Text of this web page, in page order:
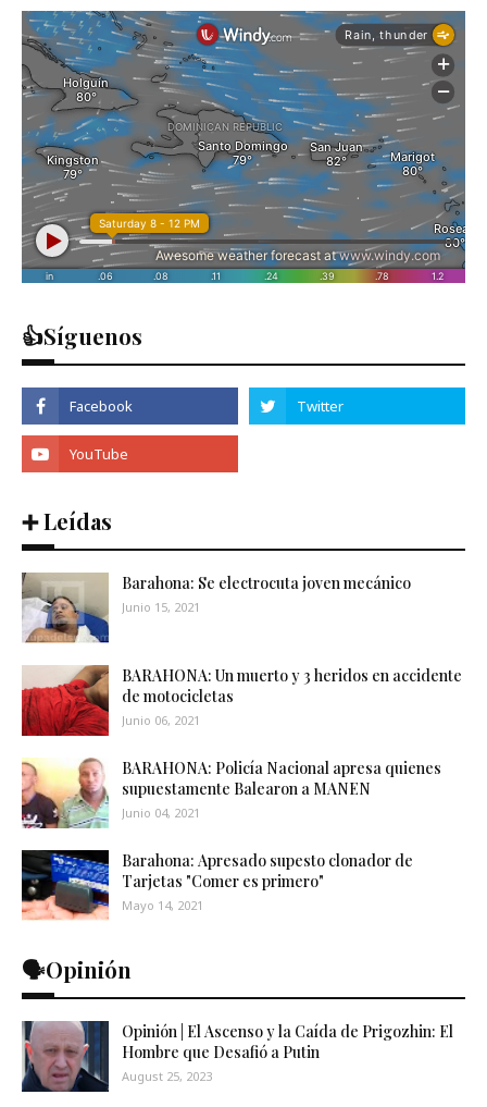
👍Síguenos
➕ Leídas
Barahona: Se electrocuta joven mecánico
Junio 15, 2021
BARAHONA: Un muerto y 3 heridos en accidente
de motocicletas
Junio 06, 2021
BARAHONA: Policía Nacional apresa quienes
supuestamente Balearon a MANEN
Junio 04, 2021
Barahona: Apresado supesto clonador de
Tarjetas "Comer es primero"
Mayo 14, 2021
🗣️Opinión
Opinión | El Ascenso y la Caída de Prigozhin: El
Hombre que Desafió a Putin
August 25, 2023